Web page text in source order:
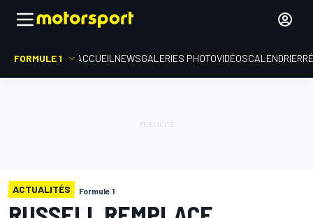
FORMULE 1 ACCUEIL NEWSGALERIES PHOTOVIDÉOSCALENDRIER
ACTUALITÉS Formule 1